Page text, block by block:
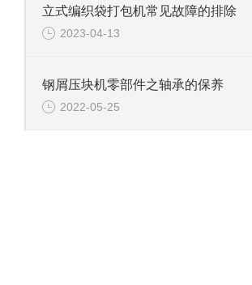
立式编织袋打包机常见故障的排除
2023-04-13
钢屑压块机零部件之轴承的保养
2022-05-25